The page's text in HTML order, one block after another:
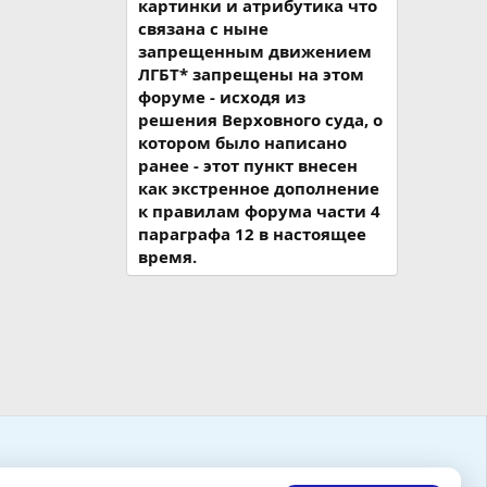
картинки и атрибутика что
связана с ныне
запрещенным движением
ЛГБТ* запрещены на этом
форуме - исходя из
решения Верховного суда, о
котором было написано
ранее - этот пункт внесен
как экстренное дополнение
к правилам форума части 4
параграфа 12 в настоящее
время.